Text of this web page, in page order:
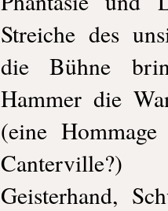
Streiche des
die Bühne
Hammer die
(eine
Geisterhand,